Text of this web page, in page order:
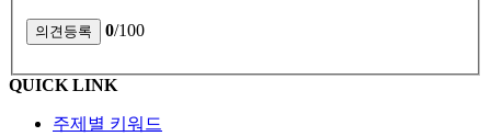
0/100
QUICK LINK
주제별 키워드